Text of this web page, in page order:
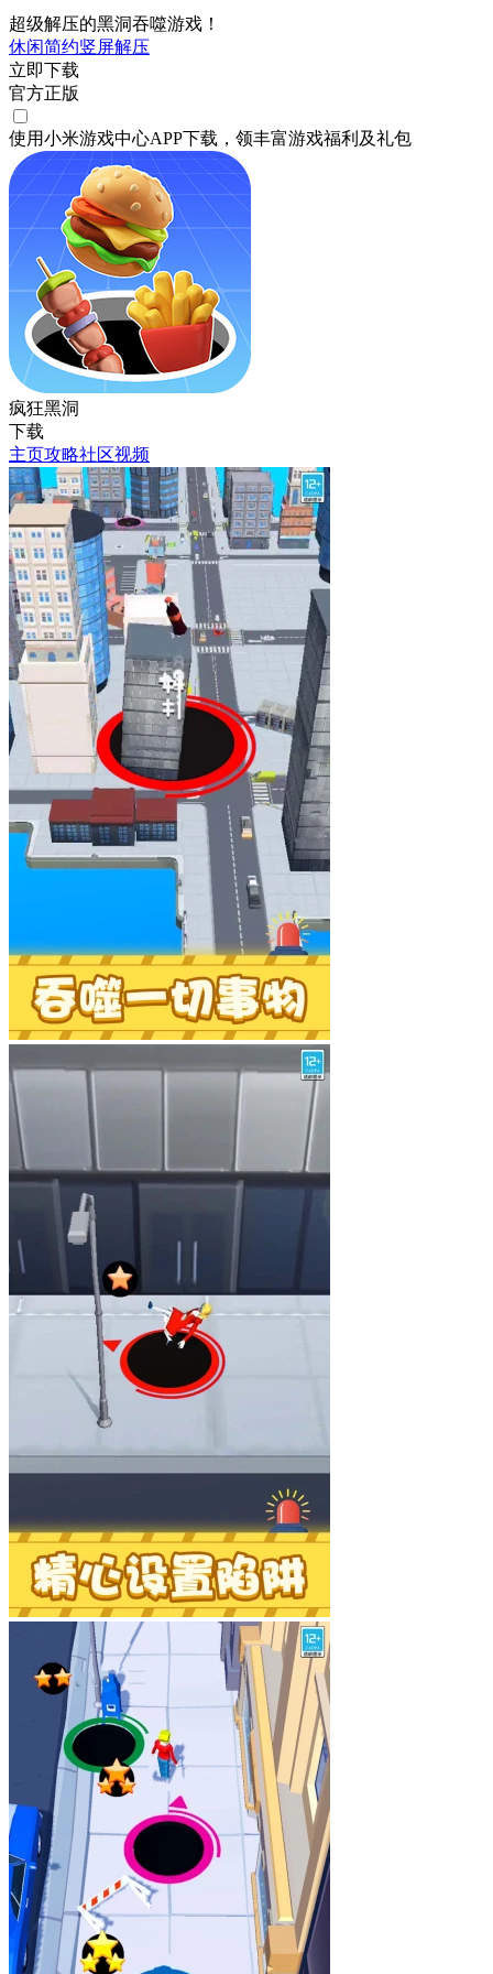
超级解压的黑洞吞噬游戏！
休闲简约竖屏解压
立即下载
官方正版
使用小米游戏中心APP下载 ，领丰富游戏福利 及礼包
疯狂黑洞
下载
主页攻略社区视频